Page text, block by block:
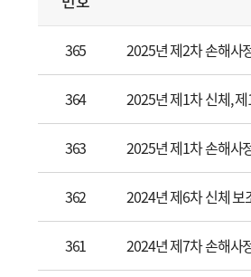
365 2025년 제2차 손해사
364 2025년 제1차 신체,
363 2025년 제1차 손해사
362 2024년 제6차 신체 보
361 2024년 제7차 손해사